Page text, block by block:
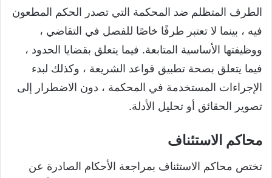
الطرف المتظلم ضد المحكمة التي تصدر الحكم المطعون
فيه ، بينما لا تعتبر طرفًا خاصًا للفصل في التقاضي ،
ووظيفتها الأساسية المتابعة. فيما يتعلق بقضايا الحدود ،
فيما يتعلق بصحة تطبيق قواعد الشريعة ، وكذلك لبدء
الإجراءات المستخدمة في المحكمة ، دون الاضطرار إلى
تصوير الحقائق أو تحليل الأدلة.
محاكم الاستئناف
تختص محاكم الاستئناف بمراجعة الأحكام الصادرة عن